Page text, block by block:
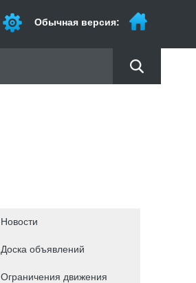
Обычная версия:
Новости
Доска объявлений
Ограничения движения